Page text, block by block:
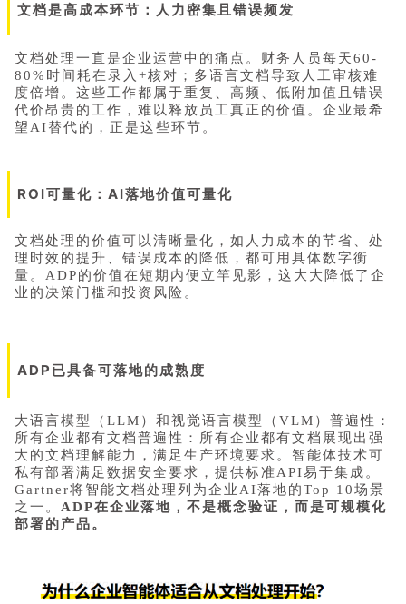
文档是高成本环节：人力密集且错误频发
文档处理一直是企业运营中的痛点。财务人员每天60-
80%时间耗在录入+核对；多语言文档导致人工审核难
度倍增。这些工作都属于重复、高频、低附加值且错误
代价昂贵的工作，难以释放员工真正的价值。企业最希
望AI替代的，正是这些环节。
ROI可量化：AI落地价值可量化
文档处理的价值可以清晰量化，如人力成本的节省、处
理时效的提升、错误成本的降低，都可用具体数字衡
量。ADP的价值在短期内便立竿见影，这大大降低了企
业的决策门槛和投资风险。
ADP已具备可落地的成熟度
大语言模型
（LLM）和视觉语言模型（VLM）普遍性：
所有企业都有文档普遍性：所有企业都有文档展现出强
大的文档理解能力，满足生产环境要求。智能体技术可
私有部署满足数据安全要求，提供标准API易于集成。
Gartner将智能文档处理列为企业AI落地的Top 10场景
之一。 ADP在企业落地，不是概念验证，而是可规模化
部署的产品。